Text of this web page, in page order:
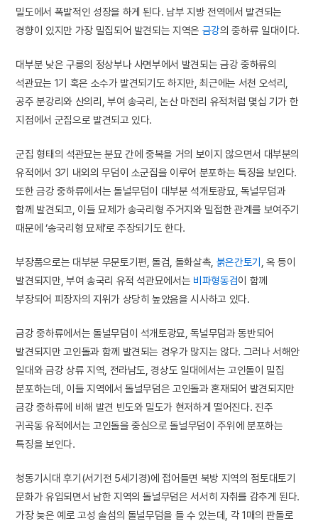
밀도에서 폭발적인 성장을 하게 된다. 남부 지방 전역에서 발견되는
경향이 있지만 가장 밀집되어 발견되는 지역은 금강의 중하류 일대이다.
대부분 낮은 구릉의 정상부나 사면부에서 발견되는 금강 중하류의
석관묘는 1기 혹은 소수가 발견되기도 하지만, 최근에는 서천 오석리,
공주 분강리와 산의리, 부여 송국리, 논산 마전리 유적처럼 몇십 기가 한
지점에서 군집으로 발견되고 있다.
군집 형태의 석관묘는 분묘 간에 중복을 거의 보이지 않으면서 대부분의
유적에서 3기 내외의 무덤이 소군집을 이루어 분포하는 특징을 보인다.
또한 금강 중하류에서는 돌널무덤이 대부분 석개토광묘, 독널무덤과
함께 발견되고, 이들 묘제가 송국리형 주거지와 밀접한 관계를 보여주기
때문에 ‘송국리형 묘제’로 주장되기도 한다.
부장품으로는 대부분 무문토기편, 돌검, 돌화살촉, 붉은간토기 , 옥 등이
발견되지만, 부여 송국리 유적 석관묘에서는 비파형동검이 함께
부장되어 피장자의 지위가 상당히 높았음을 시사하고 있다.
금강 중하류에서는 돌널무덤이 석개토광묘, 독널무덤과 동반되어
발견되지만 고인돌과 함께 발견되는 경우가 많지는 않다. 그러나 서해안
일대와 금강 상류 지역, 전라남도, 경상도 일대에서는 고인돌이 밀집
분포하는데, 이들 지역에서 돌널무덤은 고인돌과 혼재되어 발견되지만
금강 중하류에 비해 발견 빈도와 밀도가 현저하게 떨어진다. 진주
귀곡동 유적에서는 고인돌을 중심으로 돌널무덤이 주위에 분포하는
특징을 보인다.
청동기시대 후기(서기전 5세기경)에 접어들면 북방 지역의 점토대토기
문화가 유입되면서 남한 지역의 돌널무덤은 서서히 자취를 감추게 된다.
가장 늦은 예로 고성 솔섬의 돌널무덤을 들 수 있는데, 각 1매의 판돌로